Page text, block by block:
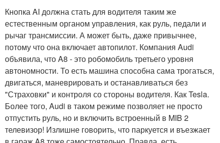
Кнопка AI должна стать для водителя таким же
естественным органом управления, как руль, педали и
рычаг трансмиссии. А может быть, даже привычнее,
потому что она включает автопилот. Компания Audi
объявила, что A8 - это робомобиль третьего уровня
автономности. То есть машина способна сама трогаться,
двигаться, маневрировать и останавливаться без
"Страховки" и контроля со стороны водителя. Как Tesla.
Более того, Audi в таком режиме позволяет не просто
отпустить руль, но и включить встроенный в MIB 2
телевизор! Излишне говорить, что паркуется и въезжает